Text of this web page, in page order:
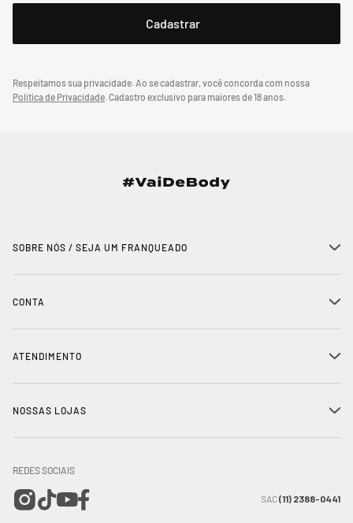
Respeitamos sua privacidade. Ao se cadastrar, você concorda com nossa
Política de Privacidade.Cadastro exclusivo para maiores de 18 anos.
SOBRE NÓS / SEJA UM FRANQUEADO +
Trabalhe conosco
Mapa do Site
CONTA +
Meus pedidos
Wishlist
ATENDIMENTO +
Entrega e Frete
NOSSAS LOJAS +
REDES SOCIAIS
SAC(11) 2388-0441